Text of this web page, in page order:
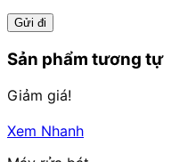
Sản phẩm tương tự
Giảm giá!
Xem Nhanh